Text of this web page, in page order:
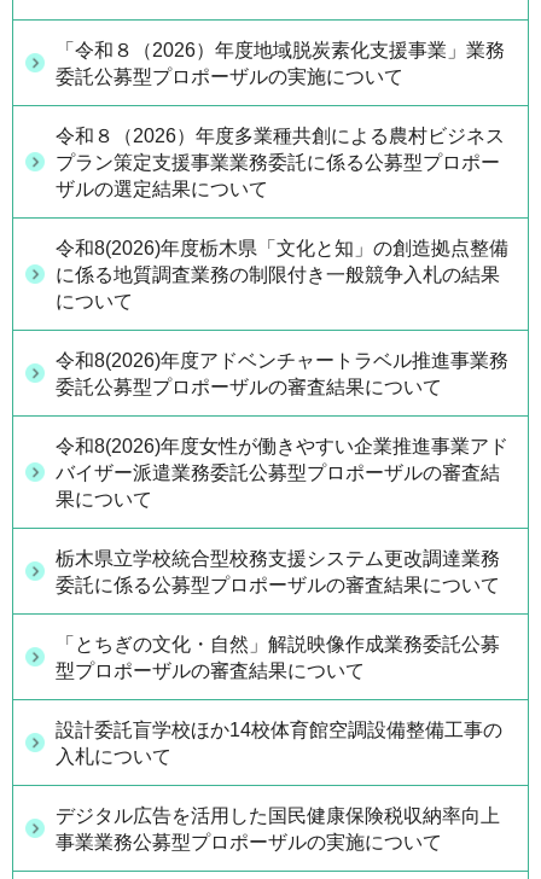
「令和８（2026）年度地域脱炭素化支援事業」業務
委託公募型プロポーザルの実施について
令和８（2026）年度多業種共創による農村ビジネス
プラン策定支援事業業務委託に係る公募型プロポー
ザルの選定結果について
令和8(2026)年度栃木県「文化と知」の創造拠点整備
に係る地質調査業務の制限付き一般競争入札の結果
について
令和8(2026)年度アドベンチャートラベル推進事業務
委託公募型プロポーザルの審査結果について
令和8(2026)年度女性が働きやすい企業推進事業アド
バイザー派遣業務委託公募型プロポーザルの審査結
果について
栃木県立学校統合型校務支援システム更改調達業務
委託に係る公募型プロポーザルの審査結果について
「とちぎの文化・自然」解説映像作成業務委託公募
型プロポーザルの審査結果について
設計委託盲学校ほか14校体育館空調設備整備工事の
入札について
デジタル広告を活用した国民健康保険税収納率向上
事業業務公募型プロポーザルの実施について